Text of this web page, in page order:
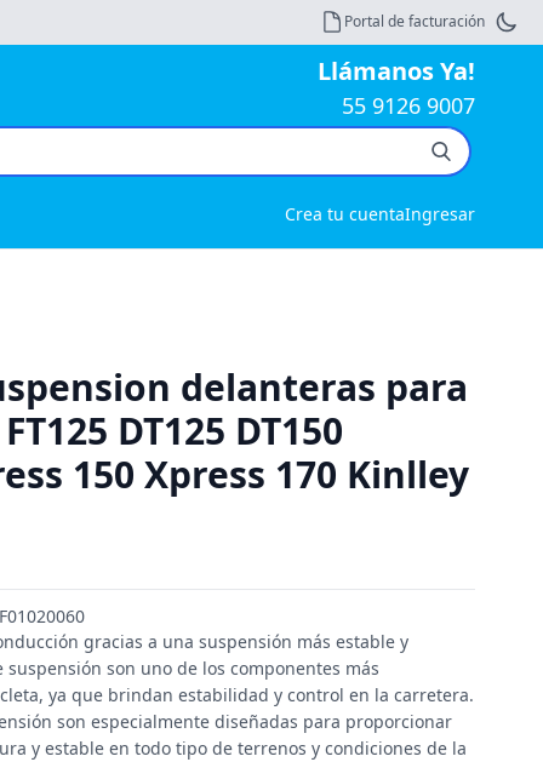
Portal de facturación
Llámanos Ya!
55 9126 9007
Crea tu cuentaIngresar
delanteras para
DT125 DT150
150 Xpress 170 Kinlley
gracias a una suspensión más estable y
son uno de los componentes más
ya que brindan estabilidad y control en la carretera.
son especialmente diseñadas para proporcionar
y estable en todo tipo de terrenos y condiciones de la